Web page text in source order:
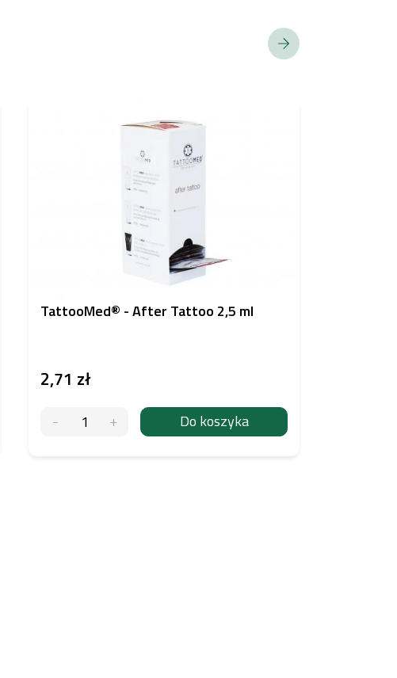
TattooMed® - After Tattoo 2,5 ml
2,71 zł
Do koszyka